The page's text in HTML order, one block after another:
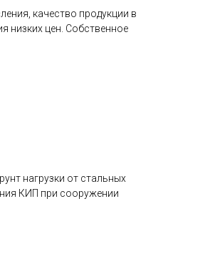
качество продукции в
низких цен. Собственное
нагрузки от стальных
КИП при сооружении